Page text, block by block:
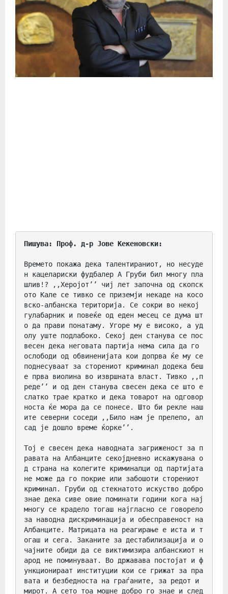
Пишува: Проф. д-р Јове Кекеновски:
Времето покажа дека талентираниот, но несуде
н кацелариски фудбалер А Груби бил многу пла
шлив!? ,,Херојот’’ чиј лет започна од скопск
ото Кале се тивко се приземји некаде на косо
вско-албанска територија. Се сокри во некој
гулабарник и повеќе од еден месец се дума шт
о да прави понатаму. Угоре му е високо, а уд
олу уште подлабоко. Секој ден станува се пос
весен дека неговата партија нема сила да го
ослободи од обвиненијата кои допрва ќе му се
поднесуваат за сторениот криминал додека беш
е прва виолина во извршната власт. Тивко ,,п
реде’’ и од ден станува свесен дека се што е
слатко трае кратко и дека товарот на одговор
носта ќе мора да се понесе. Што би рекле наш
ите северни соседи ,,Било нам је прелепо, ал
сад је дошло време ќорке’’.
Тој е свесен дека наводната загриженост за п
равата на Албанците секојдневно искажувана о
д страна на колегите криминалци од партијата
не може да го покрие или забошоти сторениот
криминал. Груби од стекнатото искуство добро
знае дека сиве овие поминати години кога нај
многу се крадело тогаш најгласно се говорело
за наводна дискриминација и обесправеност на
Албанците. Матрицата на реагирање е иста и т
огаш и сега. Заканите за дестабилизација и о
чајните обиди да се виктимизира албанскиот н
арод не поминуваат. Во државава постојат и ф
ункционираат институции кои се грижат за пра
вата и безбедноста на граѓаните, за редот и
мирот. А сето тоа мошне добро го знае и след